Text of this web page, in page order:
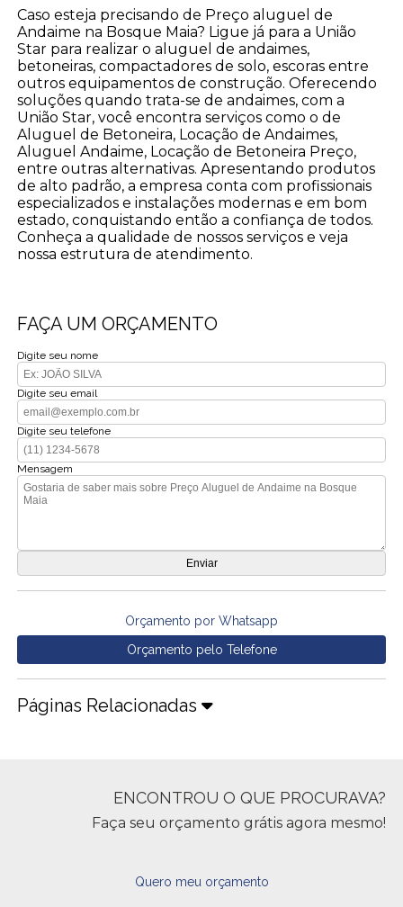
Caso esteja precisando de Preço aluguel de
Andaime na Bosque Maia? Ligue já para a União
Star para realizar o aluguel de andaimes,
betoneiras, compactadores de solo, escoras entre
outros equipamentos de construção. Oferecendo
soluções quando trata-se de andaimes, com a
União Star, você encontra serviços como o de
Aluguel de Betoneira, Locação de Andaimes,
Aluguel Andaime, Locação de Betoneira Preço,
entre outras alternativas. Apresentando produtos
de alto padrão, a empresa conta com profissionais
especializados e instalações modernas e em bom
estado, conquistando então a confiança de todos.
Conheça a qualidade de nossos serviços e veja
nossa estrutura de atendimento.
FAÇA UM ORÇAMENTO
Digite seu nome
Digite seu email
Digite seu telefone
Mensagem
Orçamento por Whatsapp
Orçamento pelo Telefone
Páginas Relacionadas
ENCONTROU O QUE PROCURAVA?
Faça seu orçamento grátis agora mesmo!
Quero meu orçamento